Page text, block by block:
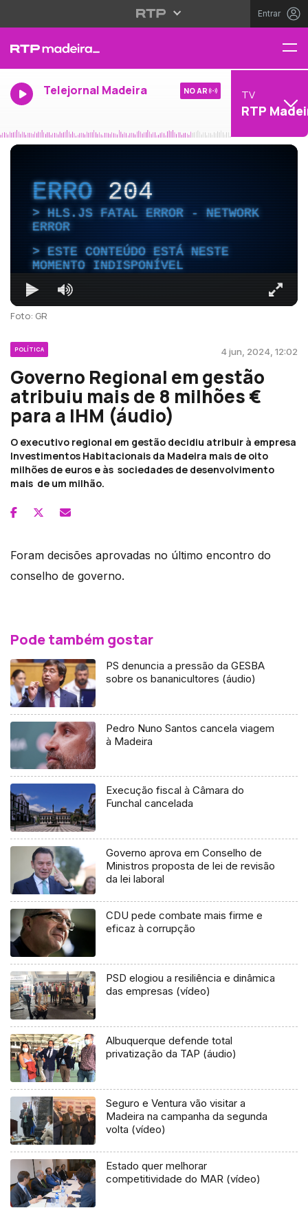
Entrar
Telejornal Madeira NO AR TV
RTP
ERRO204
HLS.JS FATAL ERROR - NETWORK
ERROR
ESTE CONTEÚDO ESTÁ NESTE
MOMENTO INDISPONÍVEL
Foto: GR
POLÍTICA 4 jun, 2024, 12:02
Governo Regional em gestão
atribuiu mais de 8 milhões €
para a IHM (áudio)
O executivo regional em gestão decidiu atribuir à empresa
Investimentos Habitacionais da Madeira mais de oito
milhões de euros e às sociedades de desenvolvimento
mais de um milhão.
Foram decisões aprovadas no último encontro do
conselho de governo.
Pode também gostar
PS denuncia a pressão da GESBA
sobre os bananicultores (áudio)
Pedro Nuno Santos cancela viagem
à Madeira
Execução fiscal à Câmara do
Funchal cancelada
Governo aprova em Conselho de
Ministros proposta de lei de revisão
da lei laboral
CDU pede combate mais firme e
eficaz à corrupção
PSD elogiou a resiliência e dinâmica
das empresas (vídeo)
Albuquerque defende total
privatização da TAP (áudio)
Seguro e Ventura vão visitar a
Madeira na campanha da segunda
volta (vídeo)
Estado quer melhorar
competitividade do MAR (vídeo)